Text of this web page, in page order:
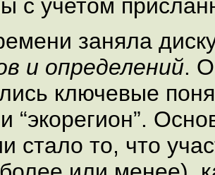
с учетом
заняла
и определений.
ключевые
и “экорегион”.
стало то, что